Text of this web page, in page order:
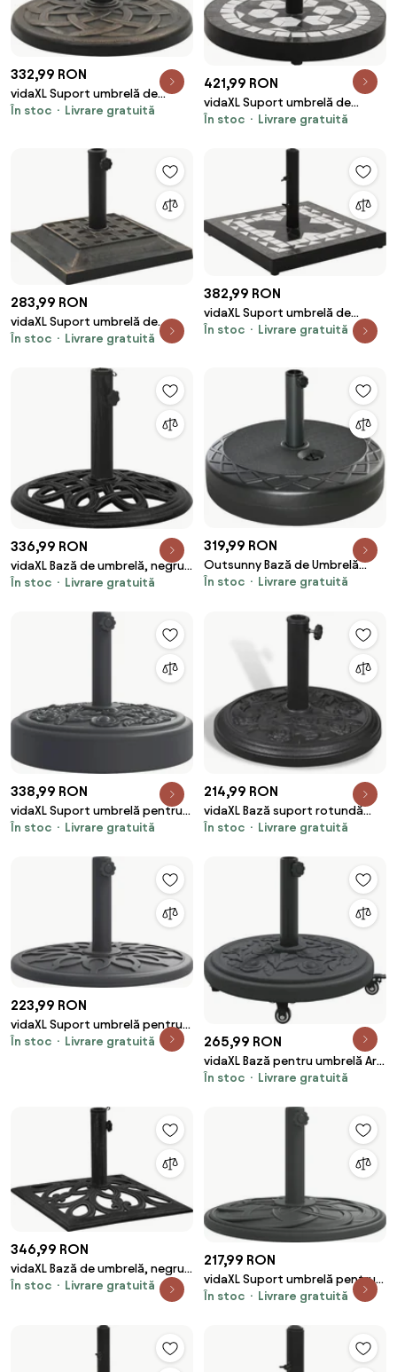
332,99 RON
vidaXL Suport umbrelă de
soare, bronz, 19 kg, polirășină,
În stoc Livrare gratuită
421,99 RON
vidaXL Suport umbrelă de
soare, negru și alb, rotund, 12
În stoc Livrare gratuită
283,99 RON
vidaXL Suport umbrelă de
soare, bronz, 12 kg, polirășină,
În stoc Livrare gratuită
382,99 RON
vidaXL Suport umbrelă de
soare, negru și alb, pătrat, 12
În stoc Livrare gratuită
336,99 RON
vidaXL Bază de umbrelă, negru,
44x44x32, fontă
În stoc Livrare gratuită
319,99 RON
Outsunny Bază de Umbrelă
Rotundă din Plastic Rezistent
Stabilitate, Ușor de Mutat,
Negru | Aosom Romania
În stoc Livrare gratuită
338,99 RON
vidaXL Suport umbrelă pentru
stâlpi Ø38 / 48 mm, 25 kg,
În stoc Livrare gratuită
214,99 RON
vidaXL Bază suport rotundă
pentru umbrela de soare
În stoc Livrare gratuită
223,99 RON
vidaXL Suport umbrelă pentru
stâlpi Ø38 / 48 mm, 12 kg,
În stoc Livrare gratuită 265,99 RON
vidaXL Bază pentru umbrelă Art
Deco Negru Ø 45 x 39,5 cm Fier
În stoc Livrare gratuită
346,99 RON
vidaXL Bază de umbrelă, negru,
47x47x33 cm, fontă
În stoc Livrare gratuită
217,99 RON
vidaXL Suport umbrelă pentru
stâlpi Ø38 / 48 mm, 12 kg,
În stoc Livrare gratuită